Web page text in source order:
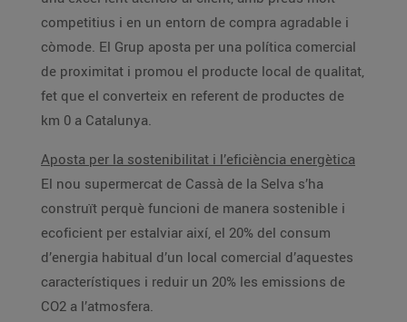
competitius i en un entorn de compra agradable i
còmode. El Grup aposta per una política comercial
de proximitat i promou el producte local de qualitat,
fet que el converteix en referent de productes de
km 0 a Catalunya.
Aposta per la sostenibilitat i l’eficiència energètica
El nou supermercat de Cassà de la Selva s’ha
construït perquè funcioni de manera sostenible i
ecoficient per estalviar així, el 20% del consum
d’energia habitual d’un local comercial d’aquestes
característiques i reduir un 20% les emissions de
CO2 a l’atmosfera.